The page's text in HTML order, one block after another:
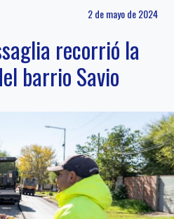
2 de mayo de 2024
recorrió la
barrio Savio